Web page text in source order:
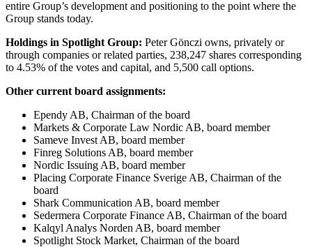
entire Group’s development and positioning to the point where the
Group stands today.
Holdings in Spotlight Group: Peter Gönczi owns, privately or
through companies or related parties, 238,247 shares corresponding
to 4.53% of the votes and capital, and 5,500 call options.
Other current board assignments:
Ependy AB, Chairman of the board
Markets & Corporate Law Nordic AB, board member
Sameve Invest AB, board member
Finreg Solutions AB, board member
Nordic Issuing AB, board member
Placing Corporate Finance Sverige AB, Chairman of the
board
Shark Communication AB, board member
Sedermera Corporate Finance AB, Chairman of the board
Kalqyl Analys Norden AB, board member
Spotlight Stock Market, Chairman of the board